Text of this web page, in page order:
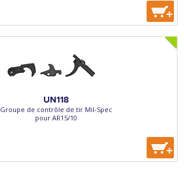
+
UN118
Groupe de contrôle de tir Mil-Spec
pour AR15/10
+